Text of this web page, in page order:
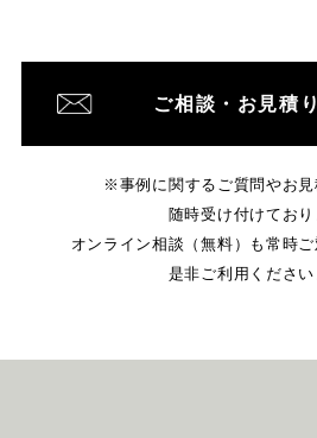
ご相談・お見積
※事例に関するご質問やお
随時受け付けており
オンライン相談（無料）も常時ご
是非ご利用ください